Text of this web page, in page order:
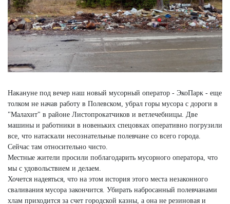
Накануне под вечер наш новый мусорный оператор - ЭкоПарк - еще
толком не начав работу в Полевском, убрал горы мусора с дороги в
"Малахит" в районе Листопрокатчиков и ветлечебницы. Две
машины и работники в новеньких спецовках оперативно погрузили
все, что натаскали несознательные полевчане со всего города.
Сейчас там относительно чисто.
Местные жители просили поблагодарить мусорного оператора, что
мы с удовольствием и делаем.
Хочется надеяться, что на этом история этого места незаконного
сваливания мусора закончится. Убирать набросанный полевчанами
хлам приходится за счет городской казны, а она не резиновая и